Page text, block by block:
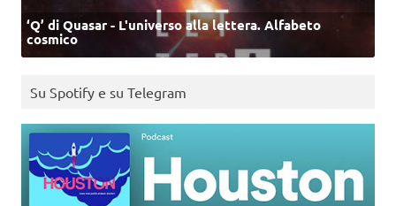
‘Q’ di Quasar - L'universo alla lettera. Alfabeto
cosmico
Su Spotify e su Telegram